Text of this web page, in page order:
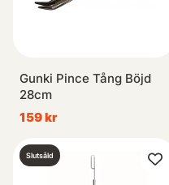
Gunki Pince Tång Böjd
28cm
159 kr
Slutsåld